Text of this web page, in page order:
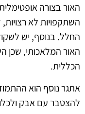
האור בצורה
השתקפויות לא
החלל. בנוסף, יש
האור המלאכותי, שכן
הכללית.
אתגר נוסף הוא
להצטבר עם אבק